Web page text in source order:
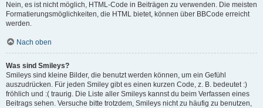
Nein, es ist nicht möglich, HTML-Code in Beiträgen zu verwenden. Die meisten
Formatierungsmöglichkeiten, die HTML bietet, können über BBCode erreicht
werden.
Nach oben
Was sind Smileys?
Smileys sind kleine Bilder, die benutzt werden können, um ein Gefühl
auszudrücken. Für jeden Smiley gibt es einen kurzen Code, z. B. bedeutet :)
fröhlich und :( traurig. Die Liste aller Smileys kannst du beim Verfassen eines
Beitrags sehen. Versuche bitte trotzdem, Smileys nicht zu häufig zu benutzen,